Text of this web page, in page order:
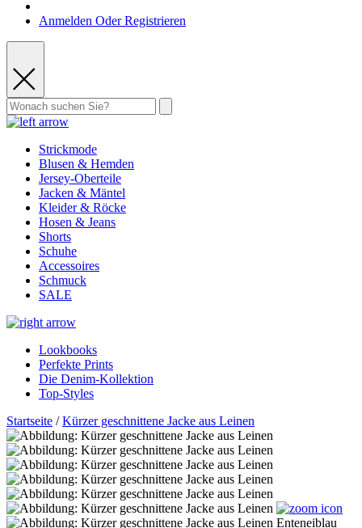
Anmelden Oder Registrieren
Strickmode
Blusen & Hemden
Jersey-Oberteile
Jacken & Mäntel
Kleider & Röcke
Hosen & Jeans
Shorts
Schuhe
Accessoires
Schmuck
SALE
Lookbooks
Perfekte Prints
Die Denim-Kollektion
Top-Styles
Startseite /Kürzer geschnittene Jacke aus Leinen